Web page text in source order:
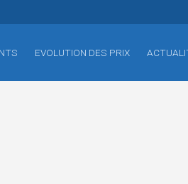
EVOLUTION DES PRIX